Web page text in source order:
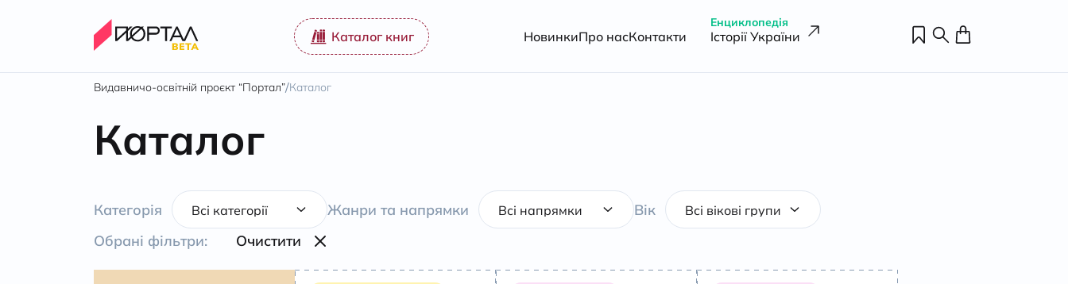
Каталог книг НовинкиПро насКонтакти
Енциклопедія
Історії України
Видавничо-освітній проєкт “Портал”/Каталог
Каталог
Категорія Жанри та напрямки
Вік
Обрані фільтри:
Очистити